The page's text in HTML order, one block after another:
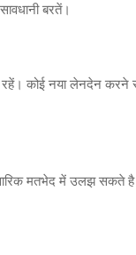
बरतें।
रहें। कोई नया लेनदेन
मतभेद में उलझ सकते